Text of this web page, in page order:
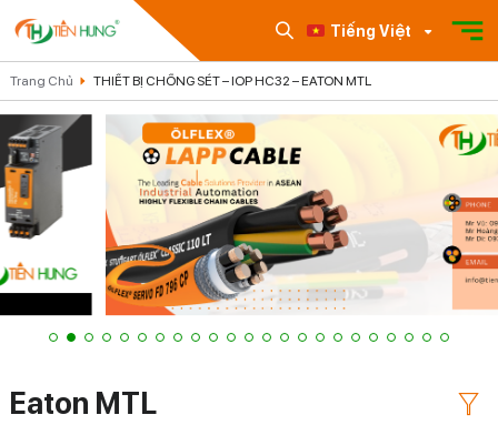
Tiếng Việt
Trang Chủ THIẾT BỊ CHỐNG SÉT – IOP HC32 – EATON MTL
Eaton MTL